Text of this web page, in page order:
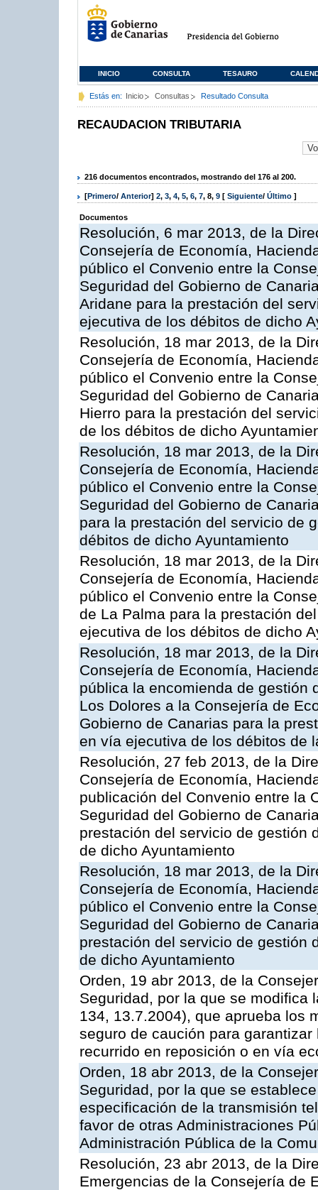
INICIO CONSULTA TESAURO
Estás en: Inicio Consultas Resultado Consulta
RECAUDACION TRIBUTARIA
216 documentos encontrados, mostrando del 176 al 200.
[Primero/ Anterior] 2, 3, 4, 5, 6, 7, 8, 9 [ Siguiente/ Último ]
Documentos
Resolución, 6 mar 2013, de la
Consejería de Economía,
público el Convenio entre la
Seguridad del Gobierno de
Aridane para la prestación del
ejecutiva de los débitos de dicho
Resolución, 18 mar 2013, de la
Consejería de Economía,
público el Convenio entre la
Seguridad del Gobierno de
Hierro para la prestación del
de los débitos de dicho
Resolución, 18 mar 2013, de la
Consejería de Economía,
público el Convenio entre la
Seguridad del Gobierno de
para la prestación del servicio de
débitos de dicho Ayuntamiento
Resolución, 18 mar 2013, de la
Consejería de Economía,
público el Convenio entre la
de La Palma para la prestación
ejecutiva de los débitos de dicho
Resolución, 18 mar 2013, de la
Consejería de Economía,
pública la encomienda de gestión
Los Dolores a la Consejería de
Gobierno de Canarias para la
en vía ejecutiva de los débitos de
Resolución, 27 feb 2013, de la
Consejería de Economía,
publicación del Convenio entre la
Seguridad del Gobierno de
prestación del servicio de gestión
de dicho Ayuntamiento
Resolución, 18 mar 2013, de la
Consejería de Economía,
público el Convenio entre la
Seguridad del Gobierno de
prestación del servicio de gestión
de dicho Ayuntamiento
Orden, 19 abr 2013, de la
Seguridad, por la que se modifica
134, 13.7.2004), que aprueba los
seguro de caución para
recurrido en reposición o en vía
Orden, 18 abr 2013, de la
Seguridad, por la que se
especificación de la transmisión
favor de otras Administraciones
Administración Pública de la
Resolución, 23 abr 2013, de la
Emergencias de la Consejería de